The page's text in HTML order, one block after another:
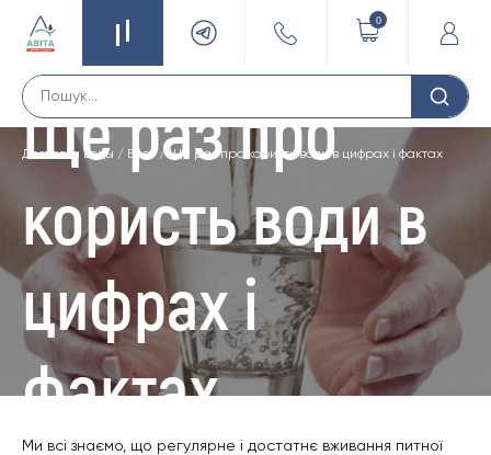
Доставка воды / Блог/ Ще раз про користь води в цифрах і фактах
0
Ще раз про
користь води в
цифрах і
фактах
Ми всі знаємо, що регулярне і достатнє вживання питної